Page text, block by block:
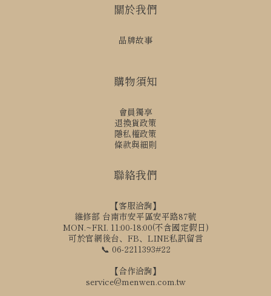
關於我們
品牌故事
購物須知
會員獨享
退換貨政策
隱私權政策
條款與細則
聯絡我們
【客服洽詢】
維修部 台南市安平區安平路87號
MON.~FRI. 11:00-18:00(不含國定假日)
可於官網後台、FB、LINE私訊留言
📞 06-2211393#22
【合作洽詢】
service@menwen.com.tw